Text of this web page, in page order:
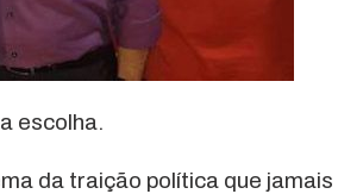
escolha.
da traição política que jamais